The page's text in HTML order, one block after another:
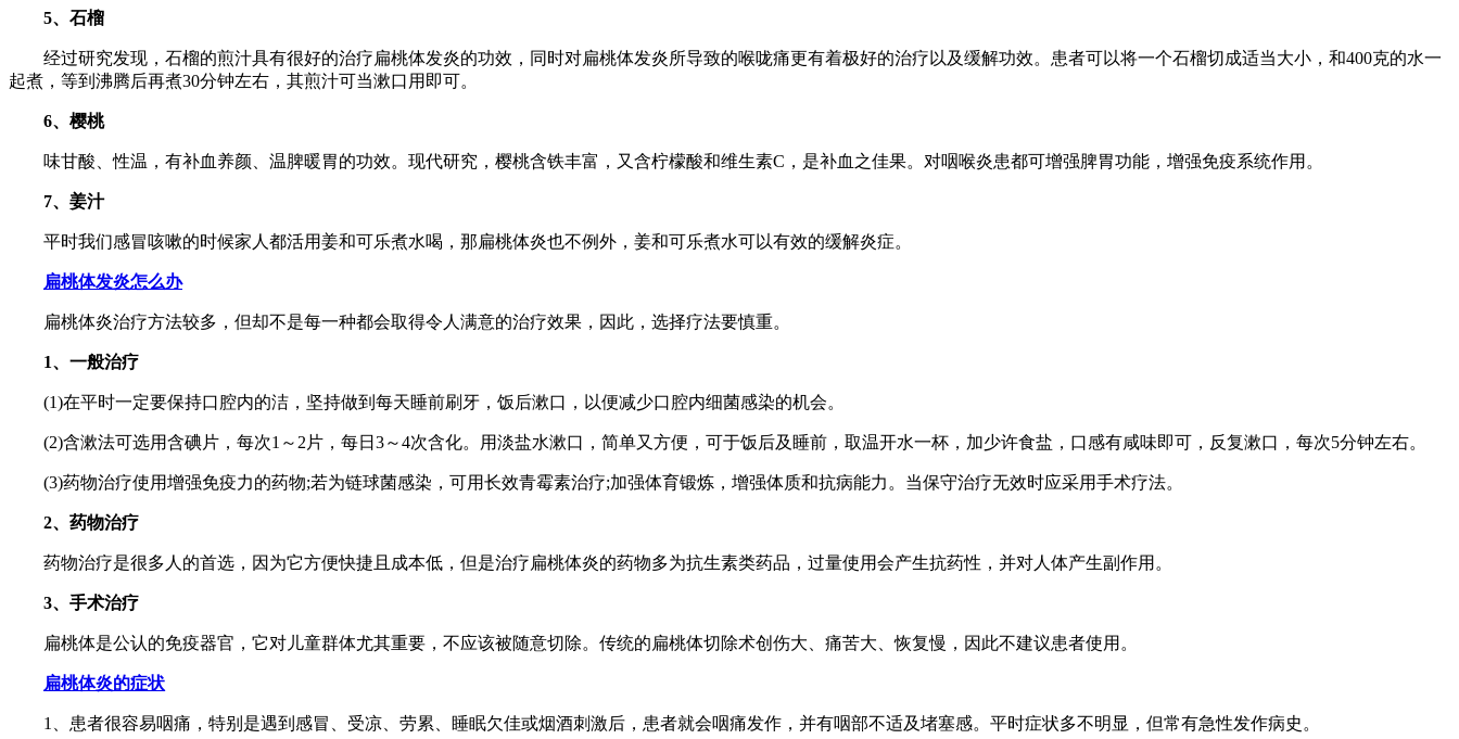
5、石榴
经过研究发现，石榴的煎汁具有很好的治疗扁桃体发炎的功效，同时对扁桃体发炎所导致的喉咙痛更有着极好的治疗以及缓解功效。患者可以将一个石榴切成适当大小，和400克的水一
起煮，等到沸腾后再煮30分钟左右，其煎汁可当漱口用即可。
6、樱桃
味甘酸、性温，有补血养颜、温脾暖胃的功效。现代研究，樱桃含铁丰富，又含柠檬酸和维生素C，是补血之佳果。对咽喉炎患都可增强脾胃功能，增强免疫系统作用。
7、姜汁
平时我们感冒咳嗽的时候家人都活用姜和可乐煮水喝，那扁桃体炎也不例外，姜和可乐煮水可以有效的缓解炎症。
扁桃体发炎怎么办
扁桃体炎治疗方法较多，但却不是每一种都会取得令人满意的治疗效果，因此，选择疗法要慎重。
1、一般治疗
(1)在平时一定要保持口腔内的洁，坚持做到每天睡前刷牙，饭后漱口，以便减少口腔内细菌感染的机会。
(2)含漱法可选用含碘片，每次1～2片，每日3～4次含化。用淡盐水漱口，简单又方便，可于饭后及睡前，取温开水一杯，加少许食盐，口感有咸味即可，反复漱口，每次5分钟左右。
(3)药物治疗使用增强免疫力的药物;若为链球菌感染，可用长效青霉素治疗;加强体育锻炼，增强体质和抗病能力。当保守治疗无效时应采用手术疗法。
2、药物治疗
药物治疗是很多人的首选，因为它方便快捷且成本低，但是治疗扁桃体炎的药物多为抗生素类药品，过量使用会产生抗药性，并对人体产生副作用。
3、手术治疗
扁桃体是公认的免疫器官，它对儿童群体尤其重要，不应该被随意切除。传统的扁桃体切除术创伤大、痛苦大、恢复慢，因此不建议患者使用。
扁桃体炎的症状
1、患者很容易咽痛，特别是遇到感冒、受凉、劳累、睡眠欠佳或烟酒刺激后，患者就会咽痛发作，并有咽部不适及堵塞感。平时症状多不明显，但常有急性发作病史。